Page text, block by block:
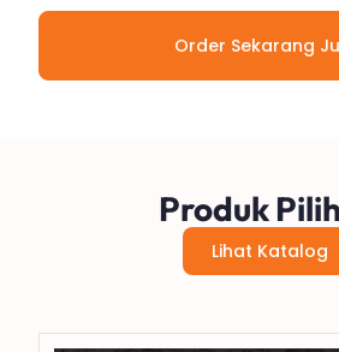
Order Sekarang
Produk
Lihat Katalog